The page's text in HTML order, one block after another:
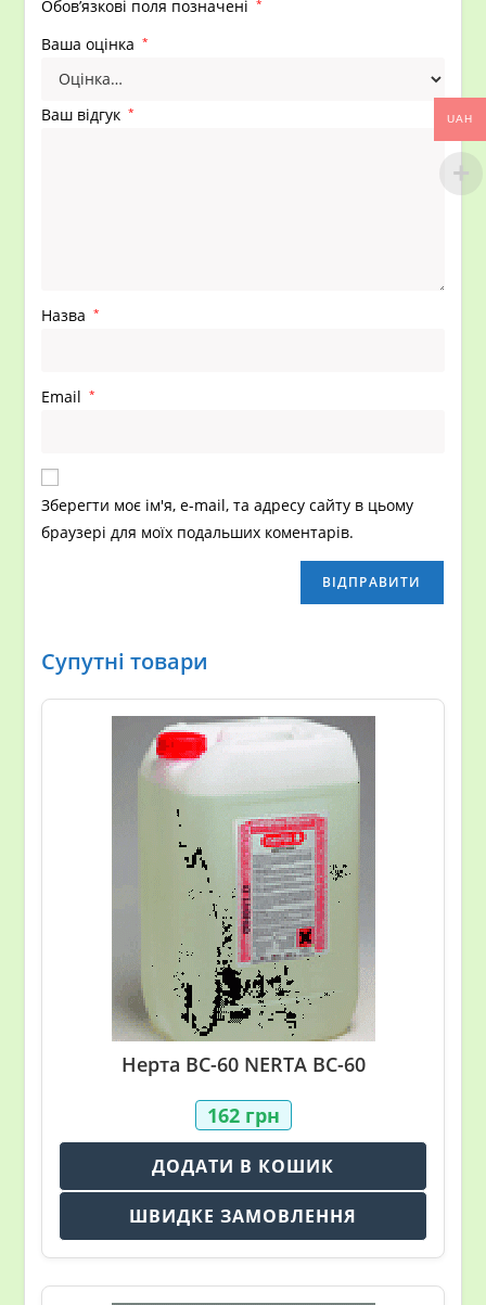
Обов’язкові поля позначені
Ваша оцінка *
Ваш відгук *
Назва *
Email *
Зберегти моє ім'я, e-mail, та адресу сайту в цьому
браузері для моїх подальших коментарів.
Супутні товари
Нерта ВС-60 NERTA BC-60
162 грн
ДОДАТИ В КОШИК
ШВИДКЕ ЗАМОВЛЕННЯ
UAH